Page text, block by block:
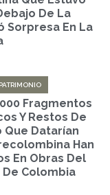
De La
Sorpresa En La
Fragmentos
Y Restos De
Que Datarían
Han
En Obras Del
Colombia